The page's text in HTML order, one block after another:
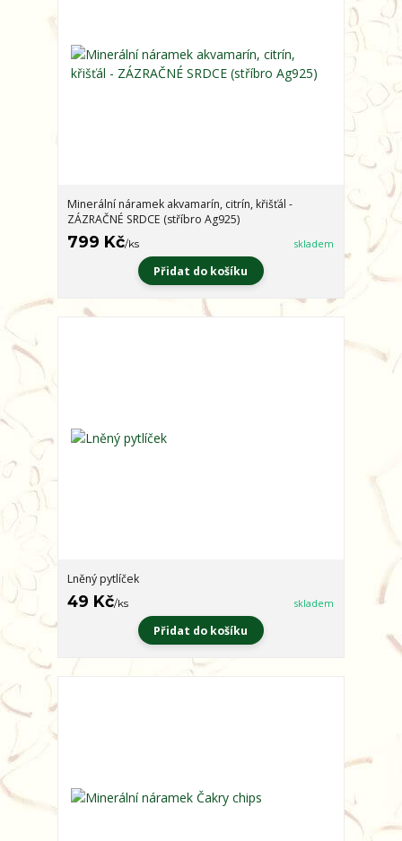
Minerální náramek akvamarín, citrín, křišťál -
ZÁZRAČNÉ SRDCE (stříbro Ag925)
799 Kč/ks skladem
Přidat do košíku
Lněný pytlíček
49 Kč/ks skladem
Přidat do košíku